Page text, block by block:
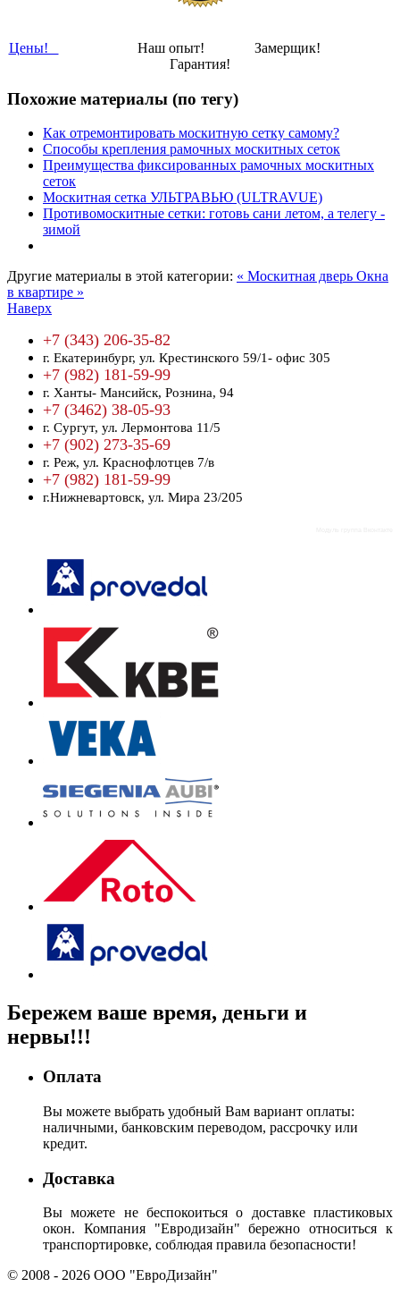
Цены!
Наш опыт! Замерщик!
Гарантия!
Похожие материалы (по тегу)
Как отремонтировать москитную сетку самому?
Способы крепления рамочных москитных сеток
Преимущества фиксированных рамочных москитных
сеток
Москитная сетка УЛЬТРАВЬЮ (ULTRAVUE)
Противомоскитные сетки: готовь сани летом, а телегу -
зимой
Другие материалы в этой категории: « Москитная дверь Окна
в квартире »
Наверх
+7 (343) 206-35-82
г. Екатеринбург, ул. Крестинского 59/1- офис 305
+7 (982) 181-59-99
г. Ханты- Мансийск, Рознина, 94
+7 (3462) 38-05-93
г. Сургут, ул. Лермонтова 11/5
+7 (902) 273-35-69
г. Реж, ул. Краснофлотцев 7/в
+7 (982) 181-59-99
г.Нижневартовск, ул. Мира 23/205
Бережем ваше время, деньги и
нервы!!!
Оплата
Вы можете выбрать удобный Вам вариант оплаты:
наличными, банковским переводом, рассрочку или
кредит.
Доставка
Вы можете не беспокоиться о доставке пластиковых
окон. Компания "Евродизайн" бережно относиться к
транспортировке, соблюдая правила безопасности!
© 2008 - 2026 ООО "ЕвроДизайн"